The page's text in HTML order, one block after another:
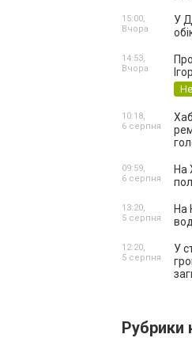
У
15:00,
Вчора
14:53,
Вчора
10:18,
6 серпня
На
09:59,
6 серпня
На
13:20,
5 серпня
У
12:20,
5 серпня
Рубрики